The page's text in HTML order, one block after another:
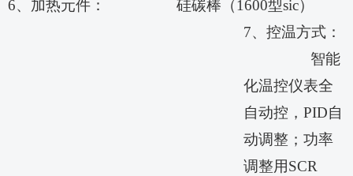
6、加热元件： 硅碳棒（1600型sic）
7、控温方式：
智能
化温控仪表全
自动控，PID自
动调整；功率
调整用SCR